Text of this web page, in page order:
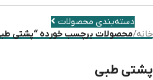
دسته‌بندی محصولات
خانه/محصولات برچسب خورده “پشتی
پشتی طبی